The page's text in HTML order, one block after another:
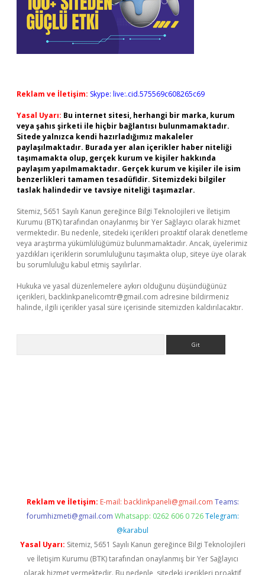
Reklam ve İletişim: Skype: live:.cid.575569c608265c69
Yasal Uyarı: Bu internet sitesi, herhangi bir marka, kurum
veya şahıs şirketi ile hiçbir bağlantısı bulunmamaktadır.
Sitede yalnızca kendi hazırladığımız makaleler
paylaşılmaktadır. Burada yer alan içerikler haber niteliği
taşımamakta olup, gerçek kurum ve kişiler hakkında
paylaşım yapılmamaktadır. Gerçek kurum ve kişiler ile isim
benzerlikleri tamamen tesadüfidir. Sitemizdeki bilgiler
taslak halindedir ve tavsiye niteliği taşımazlar.
Sitemiz, 5651 Sayılı Kanun gereğince Bilgi Teknolojileri ve İletişim
Kurumu (BTK) tarafından onaylanmış bir Yer Sağlayıcı olarak hizmet
vermektedir. Bu nedenle, sitedeki içerikleri proaktif olarak denetleme
veya araştırma yükümlülüğümüz bulunmamaktadır. Ancak, üyelerimiz
yazdıkları içeriklerin sorumluluğunu taşımakta olup, siteye üye olarak
bu sorumluluğu kabul etmiş sayılırlar.
Hukuka ve yasal düzenlemelere aykırı olduğunu düşündüğünüz
içerikleri, backlinkpanelicomtr@gmail.com adresine bildirmeniz
halinde, ilgili içerikler yasal süre içerisinde sitemizden kaldırılacaktır.
Reklam ve İletişim: E-mail: backlinkpaneli@gmail.com Teams:
forumhizmeti@gmail.com Whatsapp: 0262 606 0 726 Telegram:
@karabul
Yasal Uyarı: Sitemiz, 5651 Sayılı Kanun gereğince Bilgi Teknolojileri
ve İletişim Kurumu (BTK) tarafından onaylanmış bir Yer Sağlayıcı
olarak hizmet vermektedir. Bu nedenle, sitedeki içerikleri proaktif